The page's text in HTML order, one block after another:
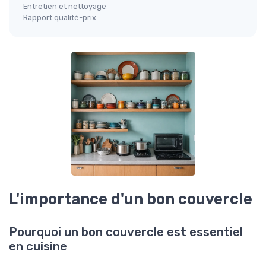
Entretien et nettoyage
Rapport qualité-prix
L'importance d'un bon couvercle
Pourquoi un bon couvercle est essentiel
en cuisine